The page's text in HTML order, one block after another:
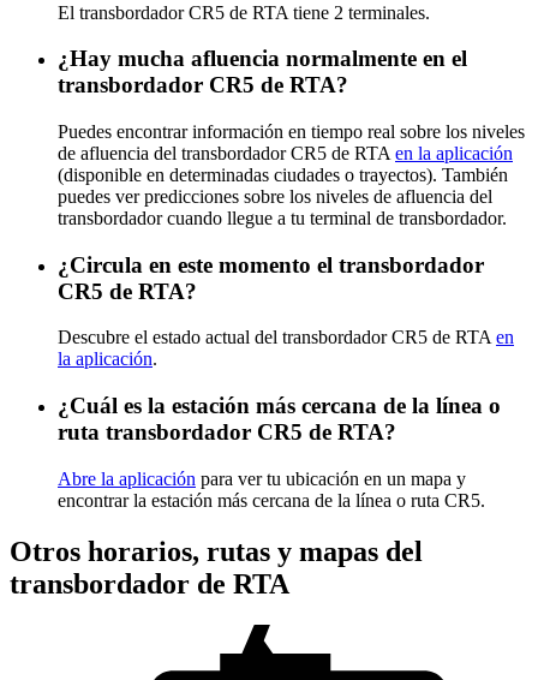
El transbordador CR5 de RTA tiene 2 terminales.
¿Hay mucha afluencia normalmente en el
transbordador CR5 de RTA?
Puedes encontrar información en tiempo real sobre los niveles
de afluencia del transbordador CR5 de RTA en la aplicación
(disponible en determinadas ciudades o trayectos). También
puedes ver predicciones sobre los niveles de afluencia del
transbordador cuando llegue a tu terminal de transbordador.
¿Circula en este momento el transbordador
CR5 de RTA?
Descubre el estado actual del transbordador CR5 de RTAen
la aplicación.
¿Cuál es la estación más cercana de la línea o
ruta transbordador CR5 de RTA?
Abre la aplicación para ver tu ubicación en un mapa y
encontrar la estación más cercana de la línea o ruta CR5.
Otros horarios, rutas y mapas del
transbordador de RTA